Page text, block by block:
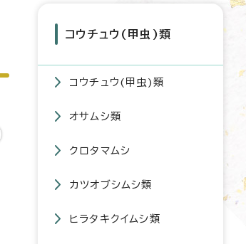
コウチュウ(甲虫)類
コウチュウ(甲虫)類
オサムシ類
クロタマムシ
カツオブシムシ類
ヒラタキクイムシ類